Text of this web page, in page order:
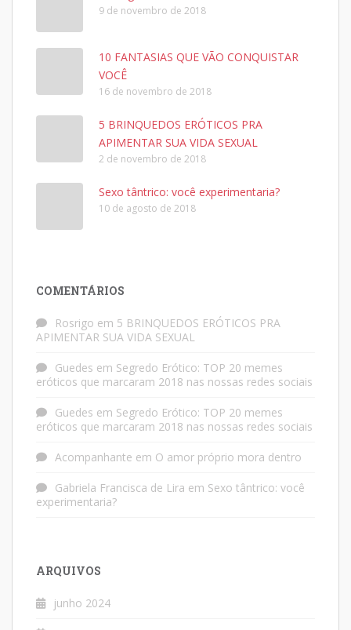
9 de novembro de 2018
10 FANTASIAS QUE VÃO CONQUISTAR
VOCÊ
16 de novembro de 2018
5 BRINQUEDOS ERÓTICOS PRA
APIMENTAR SUA VIDA SEXUAL
2 de novembro de 2018
Sexo tântrico: você experimentaria?
10 de agosto de 2018
COMENTÁRIOS
Rosrigo em 5 BRINQUEDOS ERÓTICOS PRA
APIMENTAR SUA VIDA SEXUAL
Guedes em Segredo Erótico: TOP 20 memes
eróticos que marcaram 2018 nas nossas redes sociais
Guedes em Segredo Erótico: TOP 20 memes
eróticos que marcaram 2018 nas nossas redes sociais
Acompanhante em O amor próprio mora dentro
Gabriela Francisca de Lira em Sexo tântrico: você
experimentaria?
ARQUIVOS
junho 2024